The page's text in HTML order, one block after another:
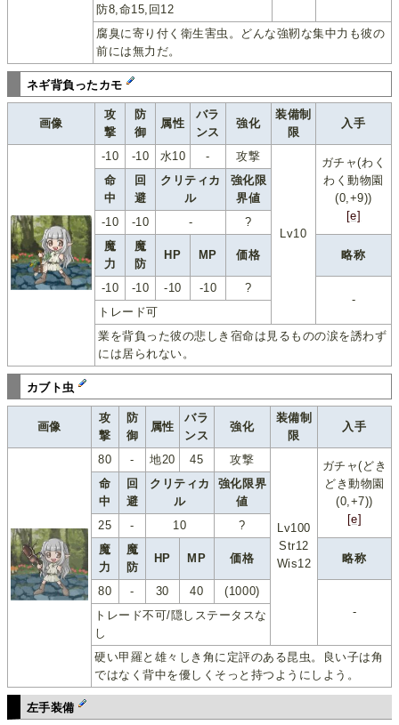
防8,命15,回12
腐臭に寄り付く衛生害虫。どんな強靭な集中力も彼の
前には無力だ。
ネギ背負ったカモ
画像
攻
撃
防
御
属性
バラ
ンス
強化
装備制
限
入手
-10 -10 水10 - 攻撃
Lv10
ガチャ(わく
わく動物園
(0,+9))
[e]
命
中
回
避
クリティカ
ル
強化限
界値
-10
-10 -
?
魔
力
魔
防
HP MP 価格 略称
-10 -10 -10 -10
?
-
トレード可
業を背負った彼の悲しき宿命は見るものの涙を誘わず
には居られない。
カブト虫
画像
攻
撃
防
御
属性
バラ
ンス
強化
装備制
限
入手
80 - 地20 45 攻撃
Lv100
Str12
Wis12
ガチャ(どき
どき動物園
(0,+7))
[e]
命
中
回
避
クリティカ
ル
強化限界
値
25
- 10
?
魔
力
魔
防
HP MP 価格 略称
80 - 30 40
(1000)
-
トレード不可/隠しステータスな
し
硬い甲羅と雄々しき角に定評のある昆虫。良い子は角
ではなく背中を優しくそっと持つようにしよう。
左手装備